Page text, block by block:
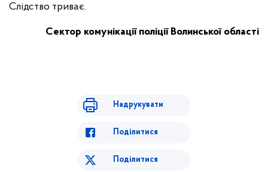
Слідство триває.
Сектор комунікації поліції Волинської області
Надрукувати
Поділитися
Поділитися